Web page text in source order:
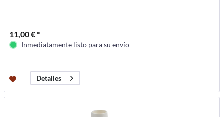
11,00 € *
Inmediatamente listo para su envío
Detalles